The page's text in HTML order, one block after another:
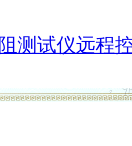
测试仪远程